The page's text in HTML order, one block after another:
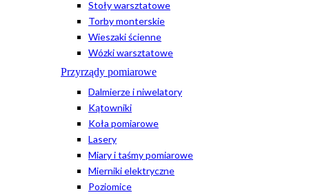
Stoły warsztatowe
Torby monterskie
Wieszaki ścienne
Wózki warsztatowe
Przyrządy pomiarowe
Dalmierze i niwelatory
Kątowniki
Koła pomiarowe
Lasery
Miary i taśmy pomiarowe
Mierniki elektryczne
Poziomice